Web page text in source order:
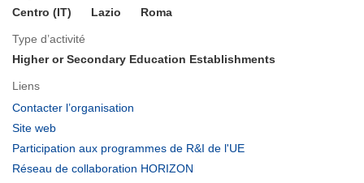
Centro (IT)
Lazio Roma
Type d’activité
Higher or Secondary Education Establishments
Liens
Contacter l’organisation
fenêtre)
Site web
dans
une
Participation aux programmes de R&I de l'UE
Réseau de collaboration HORIZON